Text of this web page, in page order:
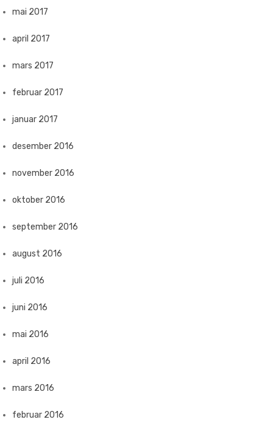
mai 2017
april 2017
mars 2017
februar 2017
januar 2017
desember 2016
november 2016
oktober 2016
september 2016
august 2016
juli 2016
juni 2016
mai 2016
april 2016
mars 2016
februar 2016